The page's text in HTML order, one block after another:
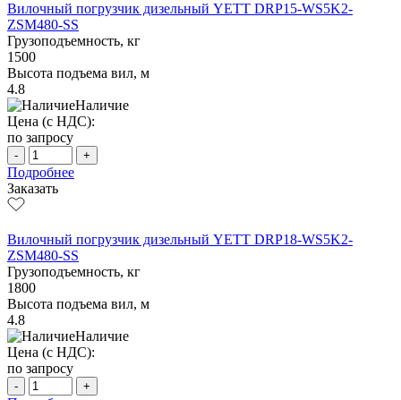
Вилочный погрузчик дизельный YETT DRP15-WS5K2-
ZSM480-SS
Грузоподъемность, кг
1500
Высота подъема вил, м
4.8
Наличие
Цена (с НДС):
по запросу
- +
Подробнее
Заказать
Вилочный погрузчик дизельный YETT DRP18-WS5K2-
ZSM480-SS
Грузоподъемность, кг
1800
Высота подъема вил, м
4.8
Наличие
Цена (с НДС):
по запросу
- +